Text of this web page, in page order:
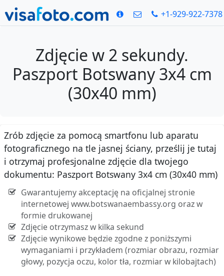
+1-929-922-7378
Zdjęcie w 2 sekundy.
Paszport Botswany 3x4 cm
(30x40 mm)
Zrób zdjęcie za pomocą smartfonu lub aparatu
fotograficznego na tle jasnej ściany, prześlij je tutaj
i otrzymaj profesjonalne zdjęcie dla twojego
dokumentu: Paszport Botswany 3x4 cm (30x40 mm)
Gwarantujemy akceptację na oficjalnej stronie
internetowej www.botswanaembassy.org oraz w
formie drukowanej
Zdjęcie otrzymasz w kilka sekund
Zdjęcie wynikowe będzie zgodne z poniższymi
wymaganiami i przykładem (rozmiar obrazu, rozmiar
głowy, pozycja oczu, kolor tła, rozmiar w kilobajtach)